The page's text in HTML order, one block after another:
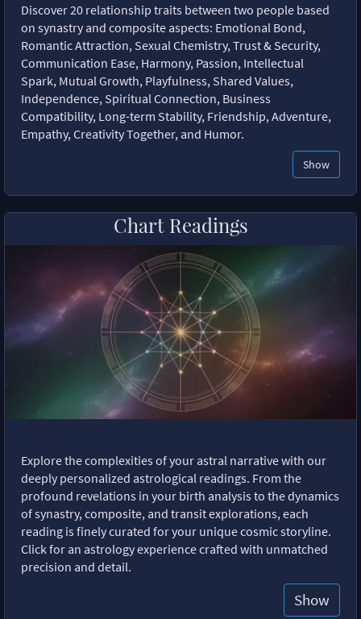
Discover 20 relationship traits between two people based
on synastry and composite aspects: Emotional Bond,
Romantic Attraction, Sexual Chemistry, Trust & Security,
Communication Ease, Harmony, Passion, Intellectual
Spark, Mutual Growth, Playfulness, Shared Values,
Independence, Spiritual Connection, Business
Compatibility, Long-term Stability, Friendship, Adventure,
Empathy, Creativity Together, and Humor.
Show
Chart Readings
Explore the complexities of your astral narrative with our
deeply personalized astrological readings. From the
profound revelations in your birth analysis to the dynamics
of synastry, composite, and transit explorations, each
reading is finely curated for your unique cosmic storyline.
Click for an astrology experience crafted with unmatched
precision and detail.
Show